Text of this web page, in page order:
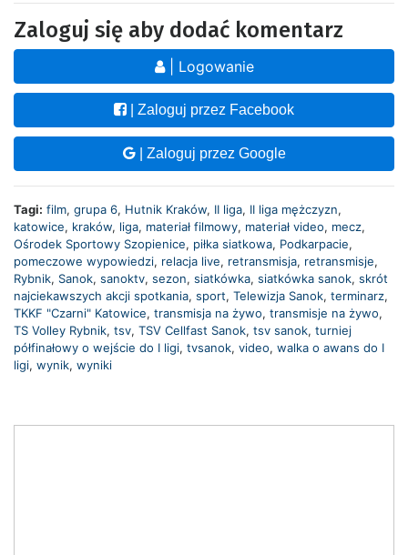
Zaloguj się aby dodać komentarz
| Logowanie
| Zaloguj przez Facebook
| Zaloguj przez Google
Tagi: film, grupa 6, Hutnik Kraków, II liga, II liga mężczyzn,
katowice, kraków, liga, materiał filmowy, materiał video, mecz,
Ośrodek Sportowy Szopienice, piłka siatkowa, Podkarpacie,
pomeczowe wypowiedzi, relacja live, retransmisja, retransmisje,
Rybnik, Sanok, sanoktv, sezon, siatkówka, siatkówka sanok, skrót
najciekawszych akcji spotkania, sport, Telewizja Sanok, terminarz,
TKKF "Czarni" Katowice, transmisja na żywo, transmisje na żywo,
TS Volley Rybnik, tsv, TSV Cellfast Sanok, tsv sanok, turniej
półfinałowy o wejście do I ligi, tvsanok, video, walka o awans do I
ligi, wynik, wyniki